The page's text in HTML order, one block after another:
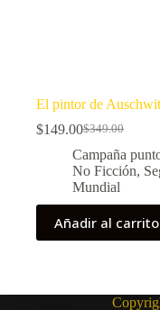
El pintor de
$349.00
El
precio
original
era:
$149.00El
precio
actual
es:
Campaña
No Ficción,
Mundial
Añadir al carrito